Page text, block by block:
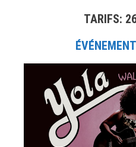
TARIFS: